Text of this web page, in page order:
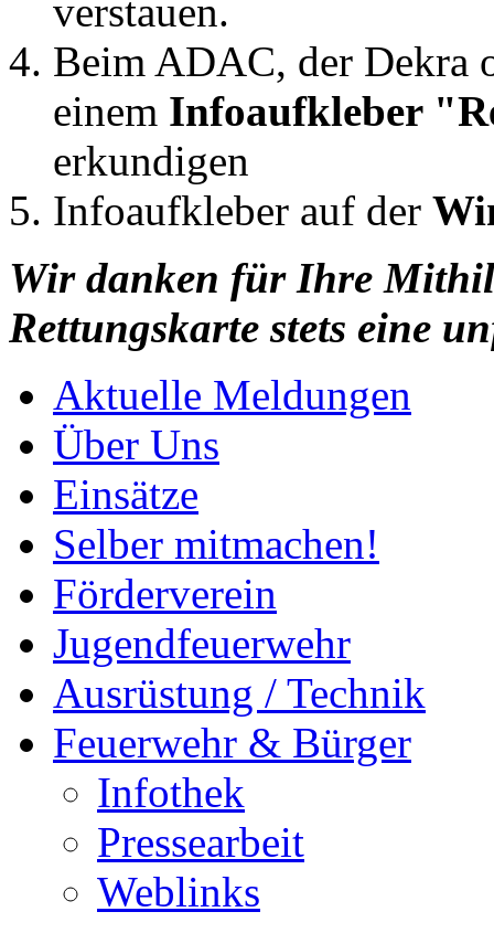
verstauen.
Beim ADAC, der Dekra
einem Infoaufkleber
erkundigen
Infoaufkleber auf der
Wir danken für Ihre
Rettungskarte stets eine
Aktuelle Meldungen
Über Uns
Einsätze
Selber mitmachen!
Förderverein
Jugendfeuerwehr
Ausrüstung / Technik
Feuerwehr & Bürger
Infothek
Pressearbeit
Weblinks